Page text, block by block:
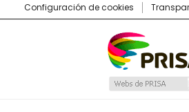
Configuración de cookies